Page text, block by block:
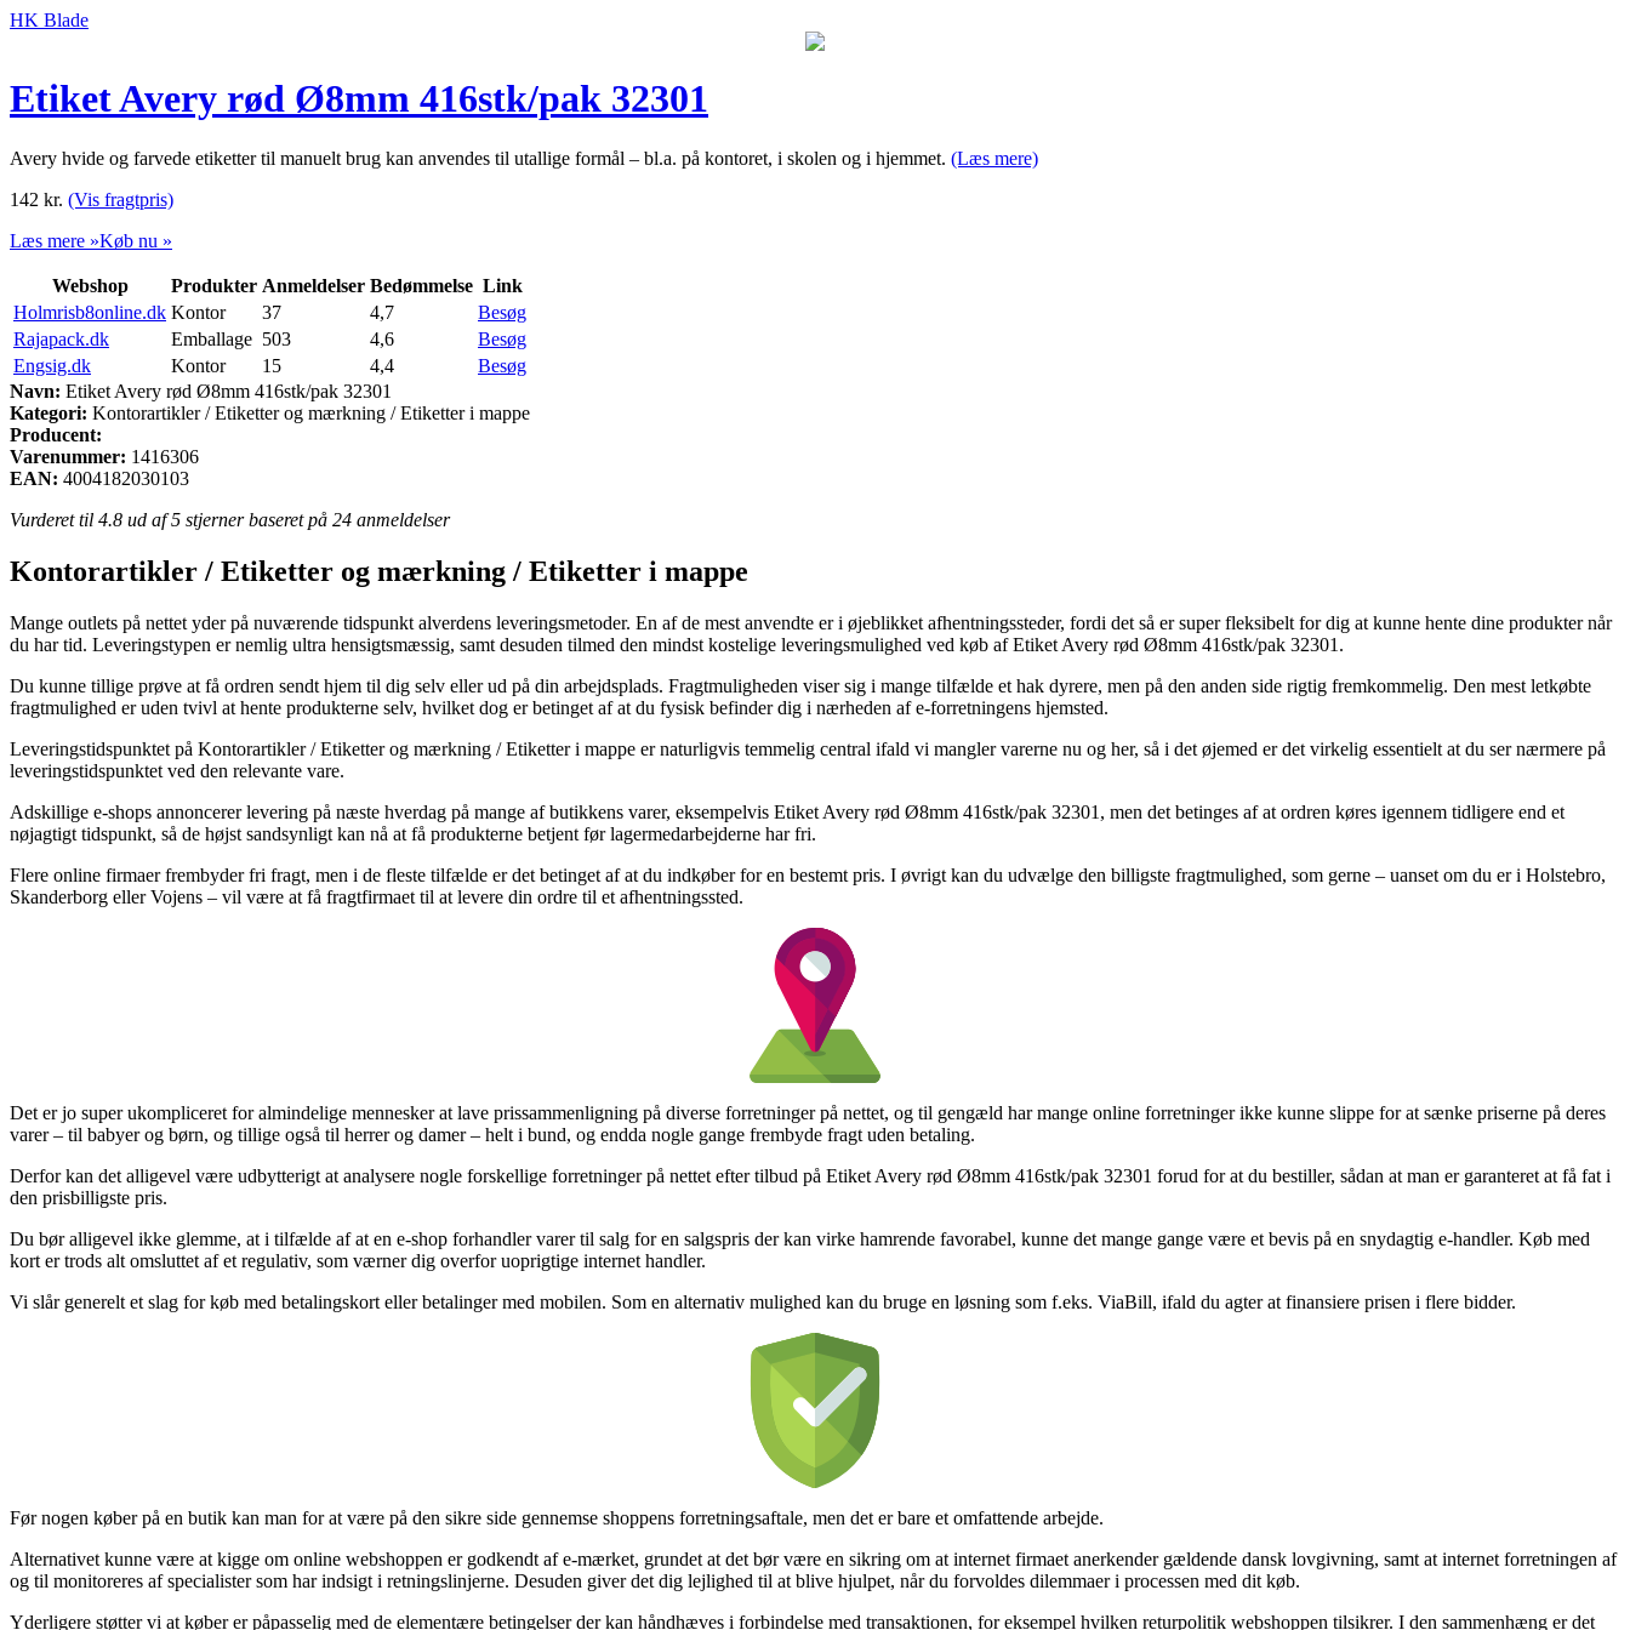
HK Blade
Etiket Avery rød Ø8mm 416stk/pak 32301
Avery hvide og farvede etiketter til manuelt brug kan anvendes til utallige formål – bl.a. på kontoret, i skolen og i hjemmet. (Læs mere)
142 kr. (Vis fragtpris)
Læs mere »Køb nu »
Webshop Produkter Anmeldelser Bedømmelse Link
Holmrisb8online.dk Kontor 37 4,7
Besøg
Rajapack.dk
Emballage 503 4,6
Besøg
Engsig.dk
Kontor 15 4,4
Besøg
Navn: Etiket Avery rød Ø8mm 416stk/pak 32301
Kategori: Kontorartikler / Etiketter og mærkning / Etiketter i mappe
Producent:
Varenummer: 1416306
EAN: 4004182030103
Vurderet til 4.8 ud af 5 stjerner baseret på 24 anmeldelser
Kontorartikler / Etiketter og mærkning / Etiketter i mappe
Mange outlets på nettet yder på nuværende tidspunkt alverdens leveringsmetoder. En af de mest anvendte er i øjeblikket afhentningssteder, fordi det så er super fleksibelt for dig at kunne hente dine produkter når
du har tid. Leveringstypen er nemlig ultra hensigtsmæssig, samt desuden tilmed den mindst kostelige leveringsmulighed ved køb af Etiket Avery rød Ø8mm 416stk/pak 32301.
Du kunne tillige prøve at få ordren sendt hjem til dig selv eller ud på din arbejdsplads. Fragtmuligheden viser sig i mange tilfælde et hak dyrere, men på den anden side rigtig fremkommelig. Den mest letkøbte
fragtmulighed er uden tvivl at hente produkterne selv, hvilket dog er betinget af at du fysisk befinder dig i nærheden af e-forretningens hjemsted.
Leveringstidspunktet på Kontorartikler / Etiketter og mærkning / Etiketter i mappe er naturligvis temmelig central ifald vi mangler varerne nu og her, så i det øjemed er det virkelig essentielt at du ser nærmere på
leveringstidspunktet ved den relevante vare.
Adskillige e-shops annoncerer levering på næste hverdag på mange af butikkens varer, eksempelvis Etiket Avery rød Ø8mm 416stk/pak 32301, men det betinges af at ordren køres igennem tidligere end et
nøjagtigt tidspunkt, så de højst sandsynligt kan nå at få produkterne betjent før lagermedarbejderne har fri.
Flere online firmaer frembyder fri fragt, men i de fleste tilfælde er det betinget af at du indkøber for en bestemt pris. I øvrigt kan du udvælge den billigste fragtmulighed, som gerne – uanset om du er i Holstebro,
Skanderborg eller Vojens – vil være at få fragtfirmaet til at levere din ordre til et afhentningssted.
Det er jo super ukompliceret for almindelige mennesker at lave prissammenligning på diverse forretninger på nettet, og til gengæld har mange online forretninger ikke kunne slippe for at sænke priserne på deres
varer – til babyer og børn, og tillige også til herrer og damer – helt i bund, og endda nogle gange frembyde fragt uden betaling.
Derfor kan det alligevel være udbytterigt at analysere nogle forskellige forretninger på nettet efter tilbud på Etiket Avery rød Ø8mm 416stk/pak 32301 forud for at du bestiller, sådan at man er garanteret at få fat i
den prisbilligste pris.
Du bør alligevel ikke glemme, at i tilfælde af at en e-shop forhandler varer til salg for en salgspris der kan virke hamrende favorabel, kunne det mange gange være et bevis på en snydagtig e-handler. Køb med
kort er trods alt omsluttet af et regulativ, som værner dig overfor uoprigtige internet handler.
Vi slår generelt et slag for køb med betalingskort eller betalinger med mobilen. Som en alternativ mulighed kan du bruge en løsning som f.eks. ViaBill, ifald du agter at finansiere prisen i flere bidder.
Før nogen køber på en butik kan man for at være på den sikre side gennemse shoppens forretningsaftale, men det er bare et omfattende arbejde.
Alternativet kunne være at kigge om online webshoppen er godkendt af e-mærket, grundet at det bør være en sikring om at internet firmaet anerkender gældende dansk lovgivning, samt at internet forretningen af
og til monitoreres af specialister som har indsigt i retningslinjerne. Desuden giver det dig lejlighed til at blive hjulpet, når du forvoldes dilemmaer i processen med dit køb.
Yderligere støtter vi at køber er påpasselig med de elementære betingelser der kan håndhæves i forbindelse med transaktionen, for eksempel hvilken returpolitik webshoppen tilsikrer. I den sammenhæng er det